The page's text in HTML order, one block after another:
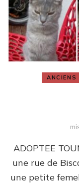
ANCIENS
ADOPTEE
une rue de
une petite